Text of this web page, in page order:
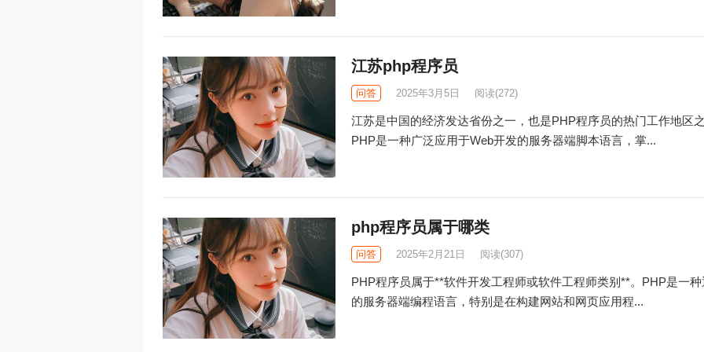
江苏php程序员
问答 2025年3月5日 阅读(272)
江苏是中国的经济发达省份之一，也是PHP程序员的热门工作地区之
PHP是一种广泛应用于Web开发的服务器端脚本语言，掌...
php程序员属于哪类
问答 2025年2月21日 阅读(307)
PHP程序员属于**软件开发工程师或软件工程师类别**。PHP是一种
的服务器端编程语言，特别是在构建网站和网页应用程...